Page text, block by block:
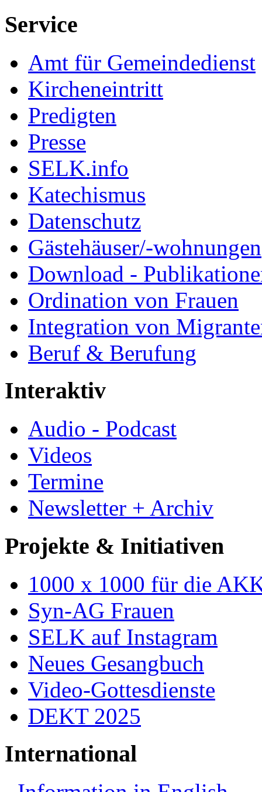
Service
Amt für Gemeindedienst
Kircheneintritt
Predigten
Presse
SELK.info
Katechismus
Datenschutz
Gästehäuser/-wohnungen
Download -
Ordination von Frauen
Integration von
Beruf & Berufung
Interaktiv
Audio - Podcast
Videos
Termine
Newsletter + Archiv
Projekte & Initiativen
1000 x 1000 für die
Syn-AG Frauen
SELK auf Instagram
Neues Gesangbuch
Video-Gottesdienste
DEKT 2025
International